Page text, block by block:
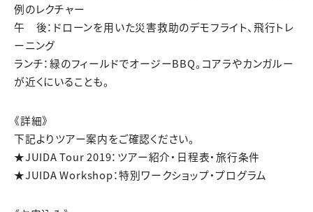
例のレクチャー
午 後：ドローンを用いた災害救助のデモフライト、飛行トレ
ーニング
ランチ：緑のフィールドでオージーBBQ。コアラやカンガルー
が近くにいることも。
《詳細》
下記よりツアー案内をご確認ください。
★JUIDA Tour 2019：ツアー紹介・日程表・旅行条件
★JUIDA Workshop：特別ワークショップ・プログラム